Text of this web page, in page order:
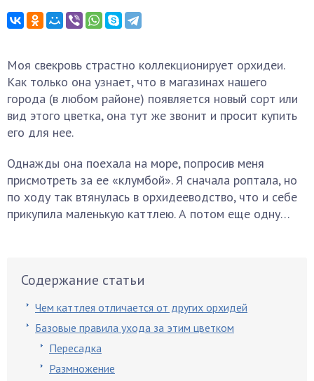
Моя свекровь страстно коллекционирует орхидеи.
Как только она узнает, что в магазинах нашего
города (в любом районе) появляется новый сорт или
вид этого цветка, она тут же звонит и просит купить
его для нее.
Однажды она поехала на море, попросив меня
присмотреть за ее «клумбой». Я сначала роптала, но
по ходу так втянулась в орхидееводство, что и себе
прикупила маленькую каттлею. А потом еще одну…
Содержание статьи
Чем каттлея отличается от других орхидей
Базовые правила ухода за этим цветком
Пересадка
Размножение